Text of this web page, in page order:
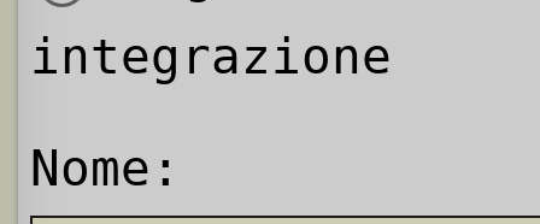
integrazione
Nome: